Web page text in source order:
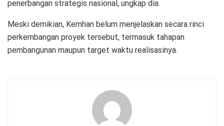
penerbangan strategis nasional, ungkap dia.
Meski demikian, Kemhan belum menjelaskan secara rinci
perkembangan proyek tersebut, termasuk tahapan
pembangunan maupun target waktu realisasinya.